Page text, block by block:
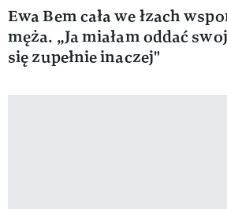
Ewa Bem cała we łzach
męża. „Ja miałam oddać
się zupełnie inaczej"